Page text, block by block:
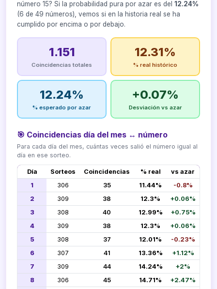
número 15? Si la probabilidad pura por azar es del 12.24%
(6 de 49 números), vemos si en la historia real se ha
cumplido por encima o por debajo.
1.151
Coincidencias totales
12.31%
% real histórico
12.24%
% esperado por azar
+0.07%
Desviación vs azar
🎯 Coincidencias día del mes ↔ número
Para cada día del mes, cuántas veces salió el número igual al
día en ese sorteo.
Día Sorteos Coincidencias % real
vs azar
1
306 35 11.44%
-0.8%
2
309 38 12.3%
+0.06%
3
308 40 12.99%
+0.75%
4
309 38 12.3%
+0.06%
5
308 37 12.01%
-0.23%
6
307 41 13.36%
+1.12%
7
309 44 14.24%
+2%
8
306 45 14.71%
+2.47%